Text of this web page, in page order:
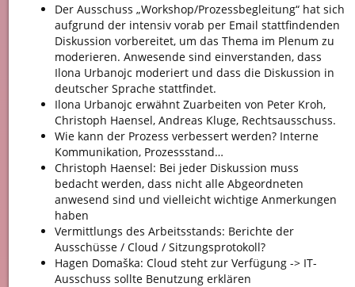
Der Ausschuss „Workshop/Prozessbegleitung“ hat sich
aufgrund der intensiv vorab per Email stattfindenden
Diskussion vorbereitet, um das Thema im Plenum zu
moderieren. Anwesende sind einverstanden, dass
Ilona Urbanojc moderiert und dass die Diskussion in
deutscher Sprache stattfindet.
Ilona Urbanojc erwähnt Zuarbeiten von Peter Kroh,
Christoph Haensel, Andreas Kluge, Rechtsausschuss.
Wie kann der Prozess verbessert werden? Interne
Kommunikation, Prozessstand…
Christoph Haensel: Bei jeder Diskussion muss
bedacht werden, dass nicht alle Abgeordneten
anwesend sind und vielleicht wichtige Anmerkungen
haben
Vermittlungs des Arbeitsstands: Berichte der
Ausschüsse / Cloud / Sitzungsprotokoll?
Hagen Domaška: Cloud steht zur Verfügung -> IT-
Ausschuss sollte Benutzung erklären